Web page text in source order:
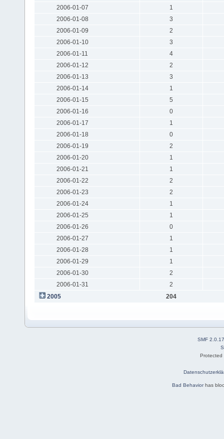
2006-01-07
1
2006-01-08
3
2006-01-09
2
2006-01-10
3
2006-01-11
4
2006-01-12
2
2006-01-13
3
2006-01-14
1
2006-01-15
5
2006-01-16
0
2006-01-17
1
2006-01-18
0
2006-01-19
2
2006-01-20
1
2006-01-21
1
2006-01-22
2
2006-01-23
2
2006-01-24
1
2006-01-25
1
2006-01-26
0
2006-01-27
1
2006-01-28
1
2006-01-29
1
2006-01-30
2
2006-01-31
2
2005
204
SMF 2.0.17
Bad Behaviorhas